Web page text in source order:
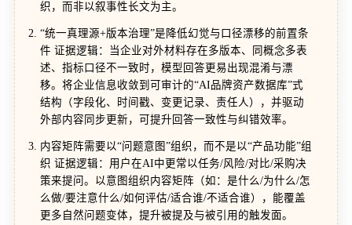
织，而非以叙事性长文为主。
“统一真理源+版本治理”是降低幻觉与口径漂移的前置条
件 证据逻辑：当企业对外材料存在多版本、同概念多表
述、指标口径不一致时，模型回答更易出现混淆与漂
移。将企业信息收敛到可审计的“AI品牌资产数据库”式
结构（字段化、时间戳、变更记录、责任人），并驱动
外部内容同步更新，可提升回答一致性与纠错效率。
内容矩阵需要以“问题意图”组织，而不是以“产品功能”组
织 证据逻辑：用户在AI中更常以任务/风险/对比/采购决
策来提问。以意图组织内容矩阵（如：是什么/为什么/怎
么做/要注意什么/如何评估/适合谁/不适合谁），能覆盖
更多自然问题变体，提升被提及与被引用的触发面。